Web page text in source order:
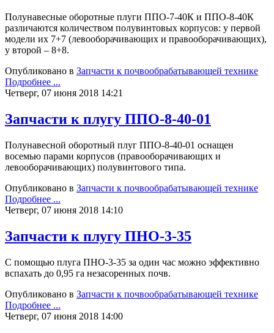
Полунавесные оборотные плуги ППО-7-40К и ППО-8-40К
различаются количеством полувинтовых корпусов: у первой
модели их 7+7 (левооборачивающих и правооборачивающих),
у второй – 8+8.
Опубликовано в Запчасти к почвообрабатывающей технике
Подробнее ...
Четверг, 07 июня 2018 14:21
Запчасти к плугу ППО-8-40-01
Полунавесной оборотный плуг ППО-8-40-01 оснащен
восемью парами корпусов (правооборачивающих и
левооборачивающих) полувинтового типа.
Опубликовано в Запчасти к почвообрабатывающей технике
Подробнее ...
Четверг, 07 июня 2018 14:10
Запчасти к плугу ПНО-3-35
С помощью плуга ПНО-3-35 за один час можно эффективно
вспахать до 0,95 га незасоренных почв.
Опубликовано в Запчасти к почвообрабатывающей технике
Подробнее ...
Четверг, 07 июня 2018 14:00